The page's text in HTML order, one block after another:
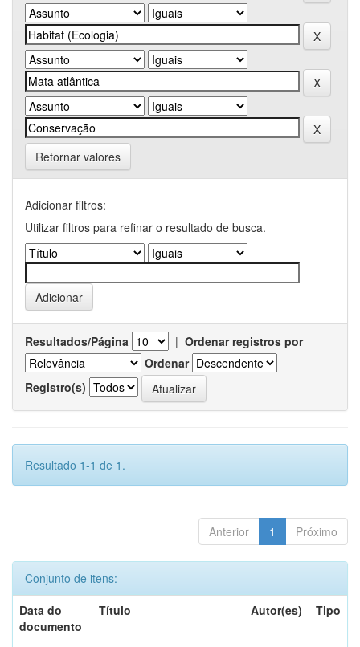
Retornar valores
Adicionar filtros:
Utilizar filtros para refinar o resultado de busca.
Resultados/Página | Ordenar registros por
Ordenar
Registro(s)
Resultado 1-1 de 1.
Anterior 1 Próximo
Conjunto de itens:
Data do
documento
Título Autor(es) Tipo